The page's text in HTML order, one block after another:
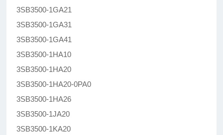
3SB3500-1GA21
3SB3500-1GA31
3SB3500-1GA41
3SB3500-1HA10
3SB3500-1HA20
3SB3500-1HA20-0PA0
3SB3500-1HA26
3SB3500-1JA20
3SB3500-1KA20